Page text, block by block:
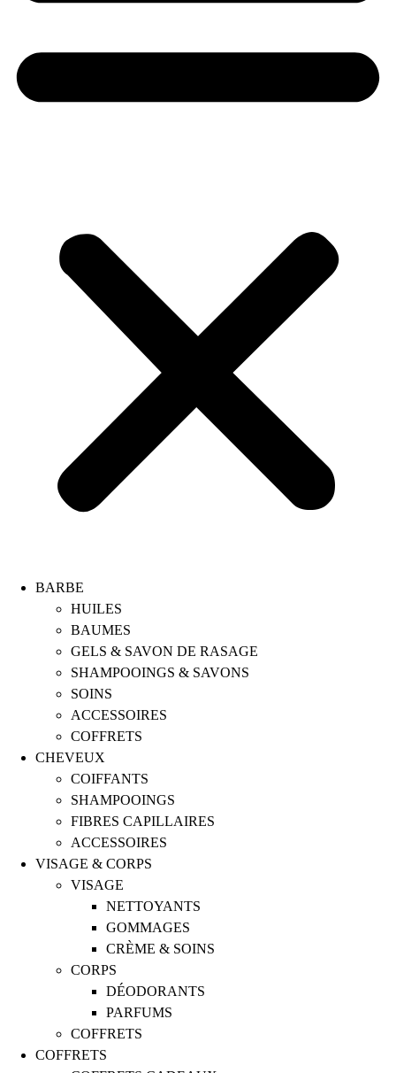
BARBE
HUILES
BAUMES
GELS & SAVON DE RASAGE
SHAMPOOINGS & SAVONS
SOINS
ACCESSOIRES
COFFRETS
CHEVEUX
COIFFANTS
SHAMPOOINGS
FIBRES CAPILLAIRES
ACCESSOIRES
VISAGE & CORPS
VISAGE
NETTOYANTS
GOMMAGES
CRÈME & SOINS
CORPS
DÉODORANTS
PARFUMS
COFFRETS
COFFRETS